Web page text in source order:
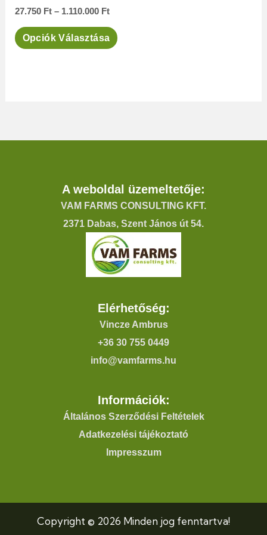
27.750 Ft – 1.110.000 Ft
Opciók Választása
A weboldal üzemeltetője:
VAM FARMS CONSULTING KFT.
2371 Dabas, Szent János út 54.
Elérhetőség:
Vincze Ambrus
+36 30 755 0449
info@vamfarms.hu
Információk:
Általános Szerződési Feltételek
Adatkezelési tájékoztató
Impresszum
Copyright © 2026 Minden jog fenntartva!